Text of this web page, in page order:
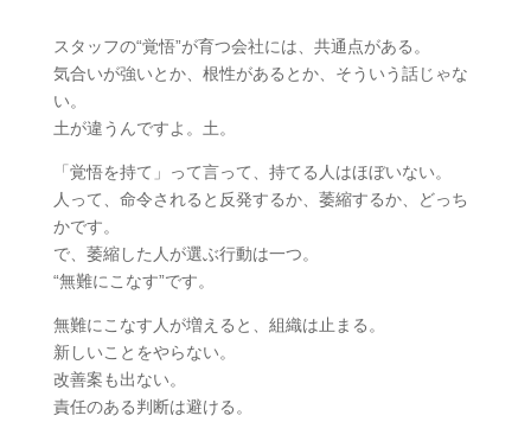
スタッフの“覚悟”が育つ会社には、共通点がある。
気合いが強いとか、根性があるとか、そういう話じゃな
い。
土が違うんですよ。土。
「覚悟を持て」って言って、持てる人はほぼいない。
人って、命令されると反発するか、萎縮するか、どっち
かです。
で、萎縮した人が選ぶ行動は一つ。
“無難にこなす”です。
無難にこなす人が増えると、組織は止まる。
新しいことをやらない。
改善案も出ない。
責任のある判断は避ける。